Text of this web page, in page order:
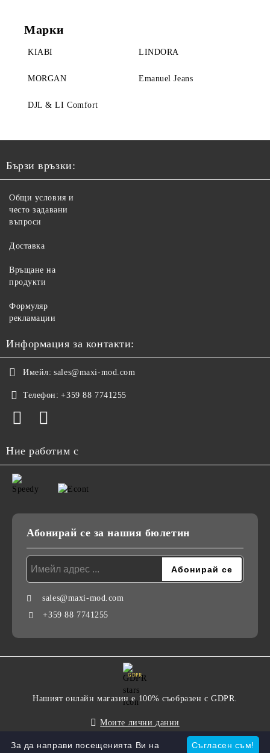
Марки
KIABI LINDORA
MORGAN Emanuel Jeans
DJL & LI Comfort
Бързи връзки:
Общи условия и
често задавани
въпроси
Доставка
Връщане на
продукти
Формуляр
рекламации
Информация за контакти:
Имейл: sales@maxi-mod.com
Телефон: +359 88 7741255
Ние работим с
Абонирай се за нашия бюлетин
sales@maxi-mod.com
+359 88 7741255
GDPR
Нашият онлайн магазин е 100% съобразен с GDPR.
Моите лични данни
Съгласен съм!
За да направи посещенията Ви на